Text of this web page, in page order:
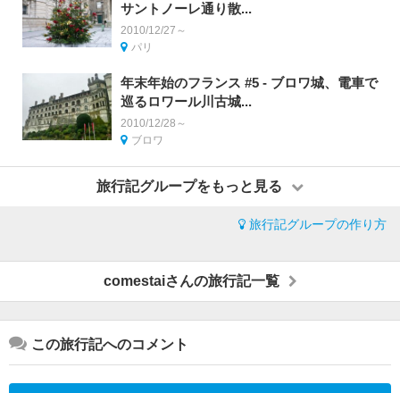
サントノーレ通り散...
2010/12/27～
パリ
年末年始のフランス #5 - ブロワ城、電車で
巡るロワール川古城...
2010/12/28～
ブロワ
旅行記グループをもっと見る
旅行記グループの作り方
comestaiさんの旅行記一覧
この旅行記へのコメント